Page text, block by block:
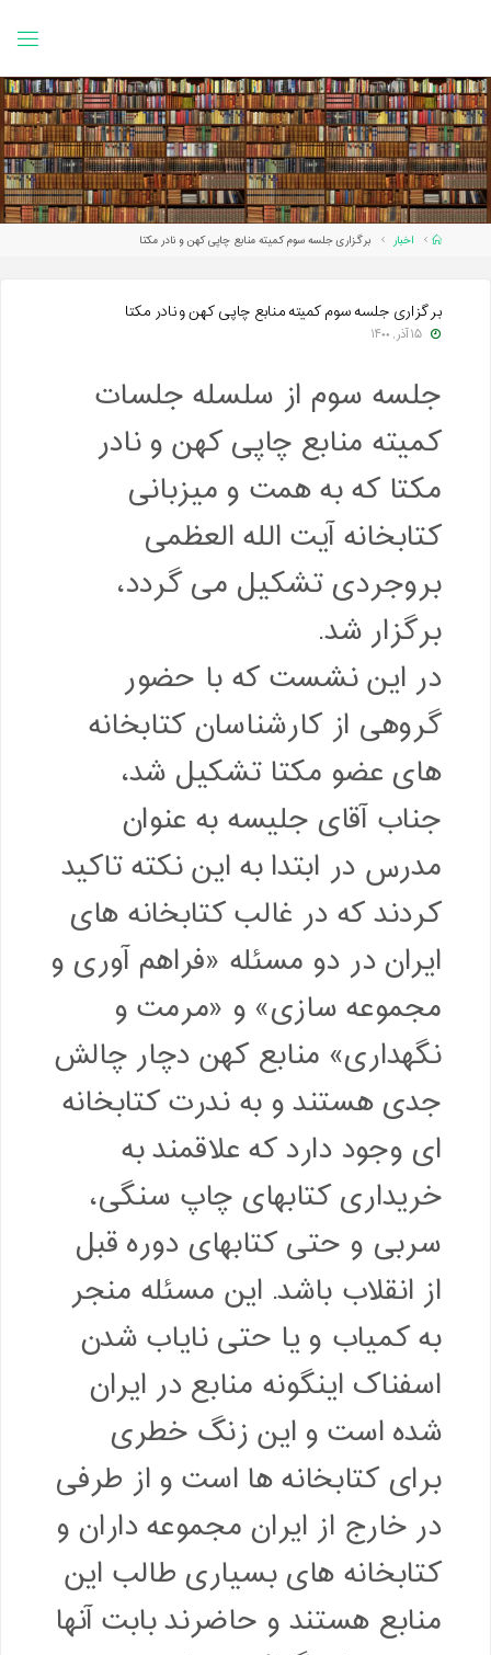
Homeاخبار برگزاری جلسه سوم کمیته منابع چاپی کهن و نادر مکتا
برگزاری جلسه سوم کمیته منابع چاپی کهن و نادر مکتا
۱۵ آذر, ۱۴۰۰
جلسه سوم از سلسله جلسات
کمیته منابع چاپی کهن و نادر
مکتا که به همت و میزبانی
کتابخانه آیت الله العظمی
بروجردی تشکیل می گردد،
برگزار شد.
در این نشست که با حضور
گروهی از کارشناسان کتابخانه
های عضو مکتا تشکیل شد،
جناب آقای جلیسه به عنوان
مدرس در ابتدا به این نکته تاکید
کردند که در غالب کتابخانه های
ایران در دو مسئله «فراهم آوری و
مجموعه سازی» و «مرمت و
نگهداری» منابع کهن دچار چالش
جدی هستند و به ندرت کتابخانه
ای وجود دارد که علاقمند به
خریداری کتابهای چاپ سنگی،
سربی و حتی کتابهای دوره قبل
از انقلاب باشد. این مسئله منجر
به کمیاب و یا حتی نایاب شدن
اسفناک اینگونه منابع در ایران
شده است و این زنگ خطری
برای کتابخانه ها است و از طرفی
در خارج از ایران مجموعه داران و
کتابخانه های بسیاری طالب این
منابع هستند و حاضرند بابت آنها